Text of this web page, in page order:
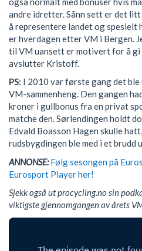
andre idretter. Sånn sett er det
å representere landet og spesielt
er hverdagen etter VM i Bergen.
til VM uansett er motivert for å
avslutter Kristoff.
PS: I 2010 var første gang det
VM-sammenheng. Den gangen
kroner i gullbonus fra en privat
matche den. Sørlendingen holdt
Edvald Boasson Hagen skulle
rudsbygdingen ble med i et brudd
ANNONSE: Følg sesongen på
Eurosport Player her!
Sjekk også ut procycling.no sin
viktigste gjennomgangen av årets